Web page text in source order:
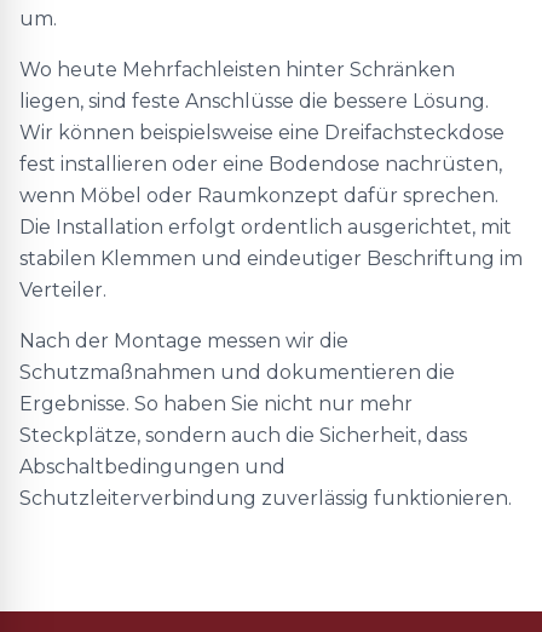
um.
Wo heute Mehrfachleisten hinter Schränken
liegen, sind feste Anschlüsse die bessere Lösung.
Wir können beispielsweise eine Dreifachsteckdose
fest installieren oder eine Bodendose nachrüsten,
wenn Möbel oder Raumkonzept dafür sprechen.
Die Installation erfolgt ordentlich ausgerichtet, mit
stabilen Klemmen und eindeutiger Beschriftung im
Verteiler.
Nach der Montage messen wir die
Schutzmaßnahmen und dokumentieren die
Ergebnisse. So haben Sie nicht nur mehr
Steckplätze, sondern auch die Sicherheit, dass
Abschaltbedingungen und
Schutzleiterverbindung zuverlässig funktionieren.